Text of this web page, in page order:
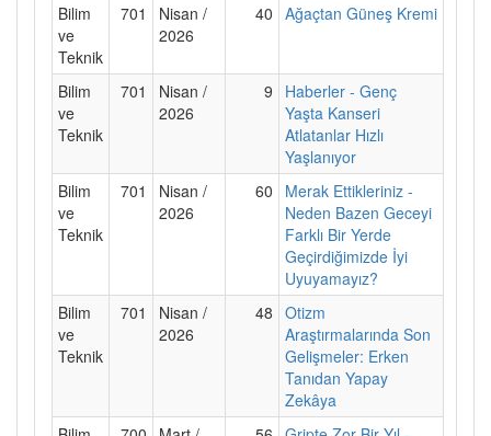
Bilim
ve
Teknik
701
Nisan /
2026
40 Ağaçtan Güneş Kremi
Bilim
ve
Teknik
701
Nisan /
2026
9
Haberler - Genç
Yaşta Kanseri
Atlatanlar Hızlı
Yaşlanıyor
Bilim
ve
Teknik
701
Nisan /
2026
60
Merak Ettikleriniz -
Neden Bazen Geceyi
Farklı Bir Yerde
Geçirdiğimizde İyi
Uyuyamayız?
Bilim
ve
Teknik
701
Nisan /
2026
48 Otizm
Araştırmalarında Son
Gelişmeler: Erken
Tanıdan Yapay
Zekâya